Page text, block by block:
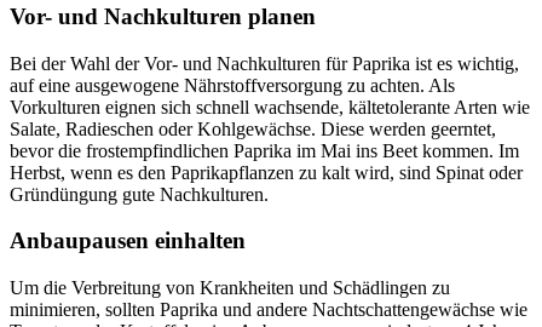
Vor- und Nachkulturen planen
Bei der Wahl der Vor- und Nachkulturen für Paprika ist es wichtig,
auf eine ausgewogene Nährstoffversorgung zu achten. Als
Vorkulturen eignen sich schnell wachsende, kältetolerante Arten wie
Salate, Radieschen oder Kohlgewächse. Diese werden geerntet,
bevor die frostempfindlichen Paprika im Mai ins Beet kommen. Im
Herbst, wenn es den Paprikapflanzen zu kalt wird, sind Spinat oder
Gründüngung gute Nachkulturen.
Anbaupausen einhalten
Um die Verbreitung von Krankheiten und Schädlingen zu
minimieren, sollten Paprika und andere Nachtschattengewächse wie